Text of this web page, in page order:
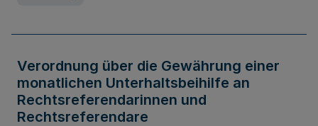
Verordnung über die Gewährung einer
monatlichen Unterhaltsbeihilfe an
Rechtsreferendarinnen und
Rechtsreferendare